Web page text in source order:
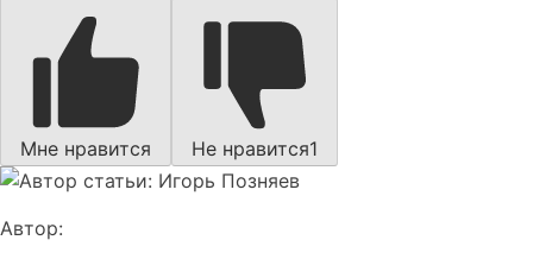
Мне нравится Не нравится1
Автор: